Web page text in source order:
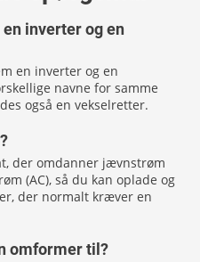
inverter og en
en inverter og en
navne for samme
også en vekselretter.
der omdanner jævnstrøm
(AC), så du kan oplade og
der normalt kræver en
omformer til?